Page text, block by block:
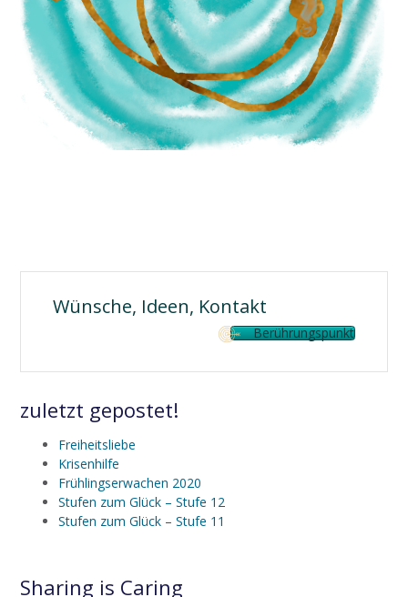
Wünsche, Ideen, Kontakt
Berührungspunkt
zuletzt gepostet!
Freiheitsliebe
Krisenhilfe
Frühlingserwachen 2020
Stufen zum Glück – Stufe 12
Stufen zum Glück – Stufe 11
Sharing is Caring